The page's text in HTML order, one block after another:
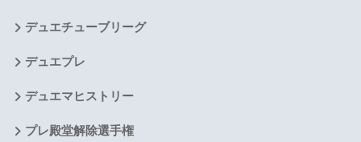
デュエチューブリーグ
デュエプレ
デュエマヒストリー
プレ殿堂解除選手権